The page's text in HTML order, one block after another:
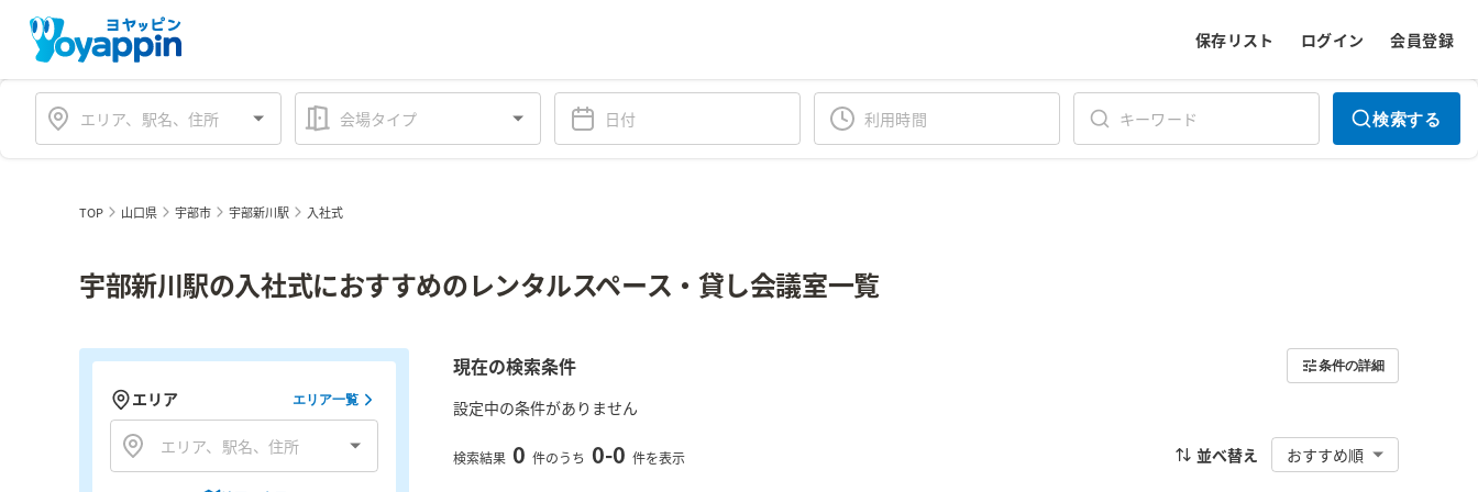
保存リスト ログイン 会員登録
会場タイプ 検索する
TOP 山口県 宇部市 宇部新川駅 入社式
宇部新川駅の入社式におすすめのレンタルスペース・貸し会議室一覧
現在の検索条件 条件の詳細
設定中の条件がありません
検索結果 0 件のうち 0-0 件を表示 並べ替え おすすめ順
エリア エリア一覧